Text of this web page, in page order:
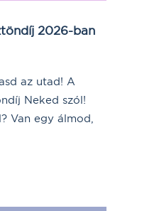
2026-ban
az utad! A
Neked szól!
Van egy álmod,